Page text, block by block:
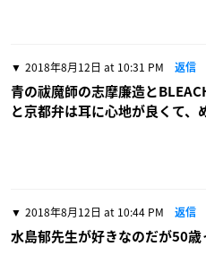
2018年8月12日 at 10:31 PM 返信
青の祓魔師の志摩廉造と
と京都弁は耳に心地が良くて、
2018年8月12日 at 10:44 PM 返信
水島郁先生が好きなのだが50歳